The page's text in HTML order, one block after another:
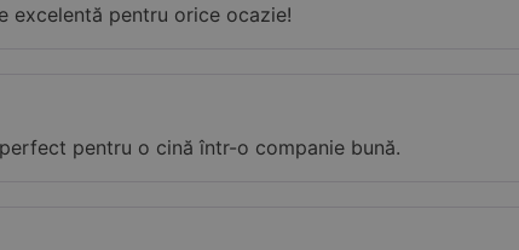
excelentă pentru orice ocazie!
pentru o cină într-o companie bună.